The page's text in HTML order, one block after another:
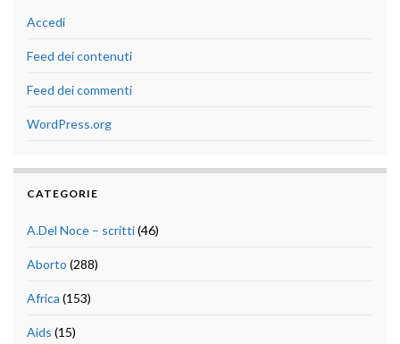
Accedi
Feed dei contenuti
Feed dei commenti
WordPress.org
CATEGORIE
A.Del Noce – scritti(46)
Aborto (288)
Africa (153)
Aids (15)